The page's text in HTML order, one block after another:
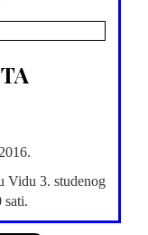
Vidu 3. studenog
sati.